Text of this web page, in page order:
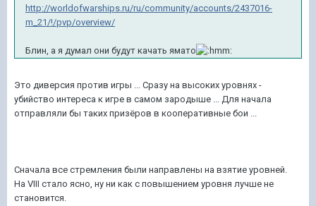
http://worldofwarships.ru/ru/community/accounts/2437016-
m_21/!/pvp/overview/
Блин, а я думал они будут качать ямато
Это диверсия против игры ... Сразу на высоких уровнях -
убийство интереса к игре в самом зародыше ... Для начала
отправляли бы таких призёров в кооперативные бои ...
Сначала все стремления были направлены на взятие уровней.
На VIII стало ясно, ну ни как с повышением уровня лучше не
становится.